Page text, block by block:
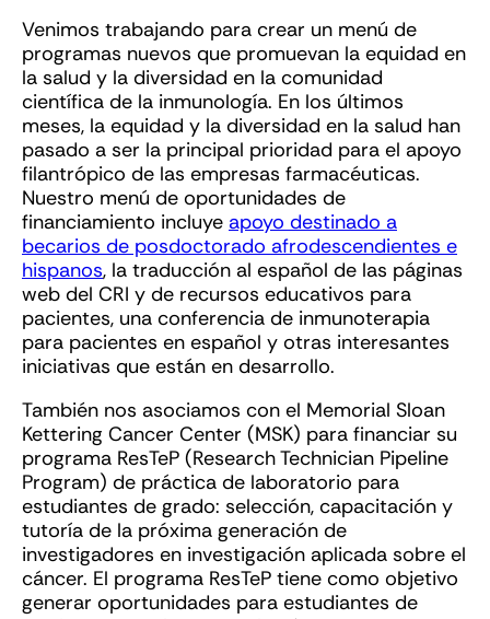
Venimos trabajando para crear un menú de
programas nuevos que promuevan la equidad en
la salud y la diversidad en la comunidad
científica de la inmunología. En los últimos
meses, la equidad y la diversidad en la salud han
pasado a ser la principal prioridad para el apoyo
filantrópico de las empresas farmacéuticas.
Nuestro menú de oportunidades de
financiamiento incluye apoyo destinado a
becarios de posdoctorado afrodescendientes e
hispanos, la traducción al español de las páginas
web del CRI y de recursos educativos para
pacientes, una conferencia de inmunoterapia
para pacientes en español y otras interesantes
iniciativas que están en desarrollo.
También nos asociamos con el Memorial Sloan
Kettering Cancer Center (MSK) para financiar su
programa ResTeP (Research Technician Pipeline
Program) de práctica de laboratorio para
estudiantes de grado: selección, capacitación y
tutoría de la próxima generación de
investigadores en investigación aplicada sobre el
cáncer. El programa ResTeP tiene como objetivo
generar oportunidades para estudiantes de